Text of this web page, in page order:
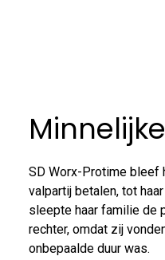
SD Worx-Protime bleef
valpartij betalen, tot
sleepte haar familie de
rechter, omdat zij
onbepaalde duur was.